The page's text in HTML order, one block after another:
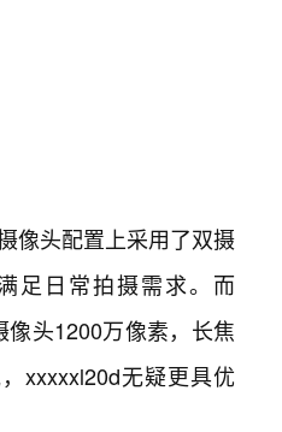
像头配置上采用了双摄
足日常拍摄需求。而
头1200万像素，长焦
xxxxxl20d无疑更具优